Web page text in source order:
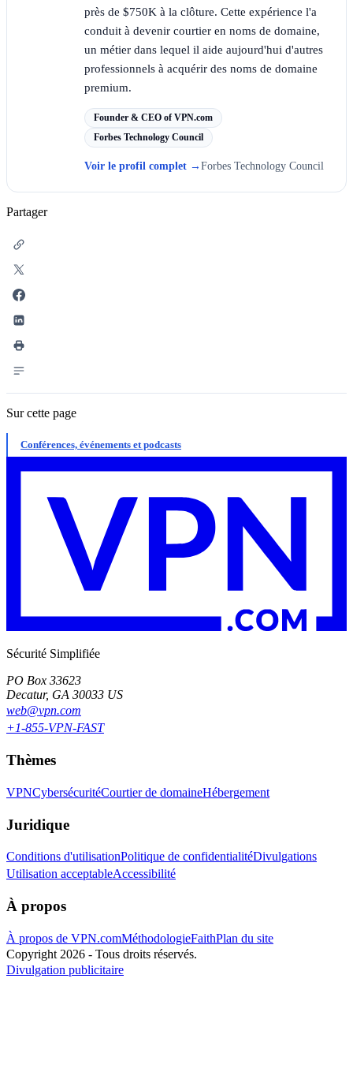
près de $750K à la clôture. Cette expérience l'a
conduit à devenir courtier en noms de domaine,
un métier dans lequel il aide aujourd'hui d'autres
professionnels à acquérir des noms de domaine
premium.
Founder & CEO of VPN.com
Forbes Technology Council
Voir le profil complet → Forbes Technology Council
Partager
Sur cette page
Conférences, événements et podcasts
Sécurité Simplifiée
PO Box 33623
Decatur, GA 30033 US
web@vpn.com
+1-855-VPN-FAST
Thèmes
VPNCybersécuritéCourtier de domaineHébergement
Juridique
Conditions d'utilisationPolitique de confidentialitéDivulgations
Utilisation acceptableAccessibilité
À propos
À propos de VPN.comMéthodologieFaithPlan du site
Copyright 2026 - Tous droits réservés.
Divulgation publicitaire